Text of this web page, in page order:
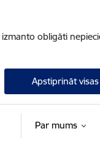
obligāti
Apstiprināt visas
Par mums